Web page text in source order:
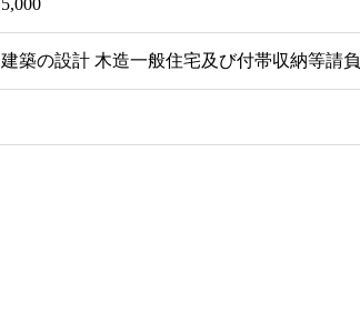
5,000
建築の設計 木造一般住宅及び付帯収納等請負